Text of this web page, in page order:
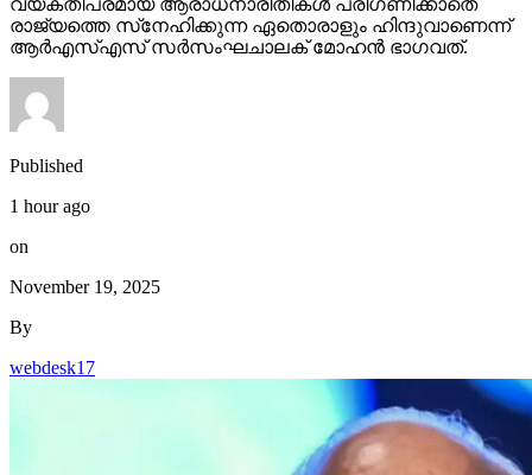
രാജ്യത്തെ സ്‌നേഹിക്കുന്ന ഏതൊരാളും ഹിന്ദുവാണെന്ന്
ആര്‍എസ്എസ് സര്‍സംഘചാലക് മോഹന്‍ ഭാഗവത്.
Published
1 hour ago
on
November 19, 2025
By
webdesk17